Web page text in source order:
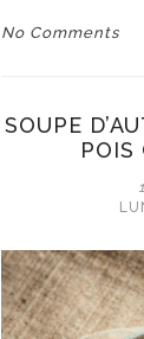
No Comments
SOUPE
POIS